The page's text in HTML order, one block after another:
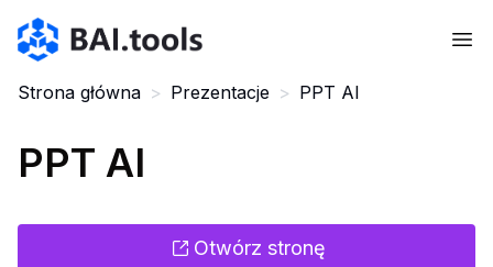
Bai.tools
Strona główna > Prezentacje > PPT AI
PPT AI
Otwórz stronę